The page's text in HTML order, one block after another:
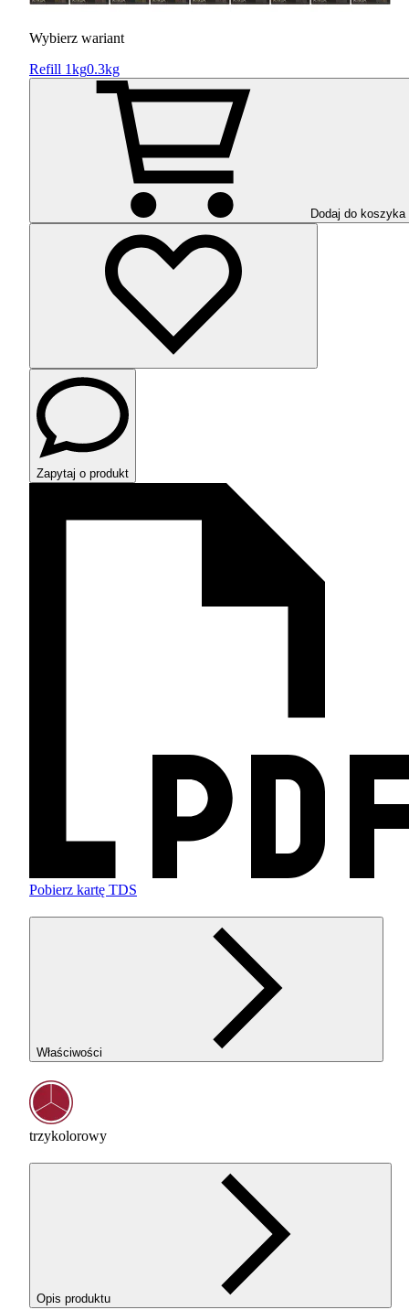
Wybierz wariant
Refill 1kg0.3kg
Dodaj do koszyka
Zapytaj o produkt
Pobierz kartę TDS
Właściwości
trzykolorowy
Opis produktu